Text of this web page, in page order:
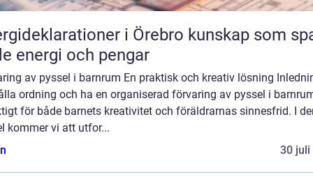
i Örebro kunskap som sparar
energi och pengar
av pyssel i barnrum En praktisk och kreativ lösning
ordning och ha en organiserad förvaring av pyssel i
för både barnets kreativitet och föräldrarnas sinnesfrid. I
kommer vi att utfor...
30 juli